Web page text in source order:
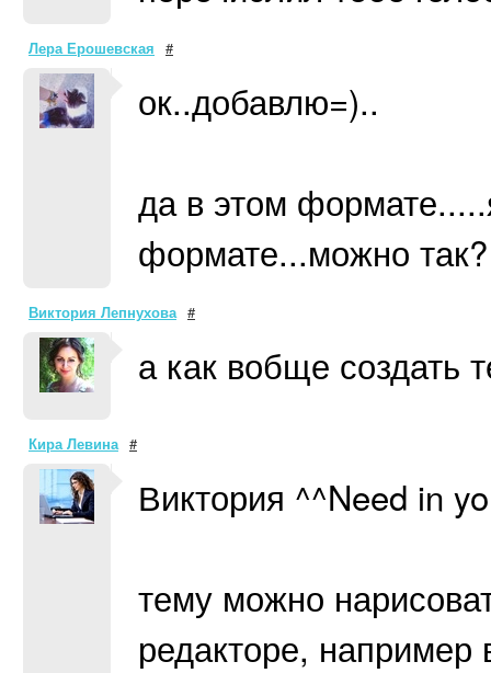
Лера Ерошевская #
ок..добавлю=)..
да в этом
формате...можно так?
Виктория Лепнухова #
а как вобще создать
Кира Левина #
Виктория ^^Need in
тему можно
редакторе,